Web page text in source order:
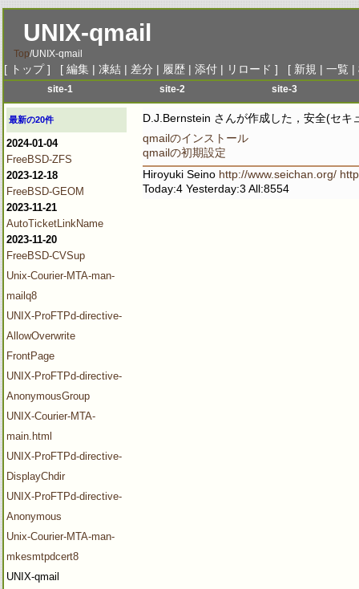
UNIX-qmail
Top/UNIX-qmail
[ トップ] [ 編集 | 凍結 | 差分 | 履歴 | 添付 | リロード ] [ 新規 | 一覧 |
site-1
menu-1
menu-2
menu-3
menu-5
menu-6
site-2
menu-1
menu-3
menu-4
menu-5
site-3
menu-4
menu-5
最新の20件
2024-01-04
FreeBSD-ZFS
2023-12-18
FreeBSD-GEOM
2023-11-21
AutoTicketLinkName
2023-11-20
FreeBSD-CVSup
Unix-Courier-MTA-man-
mailq8
UNIX-ProFTPd-directive-
AllowOverwrite
FrontPage
UNIX-ProFTPd-directive-
AnonymousGroup
UNIX-Courier-MTA-
main.html
UNIX-ProFTPd-directive-
DisplayChdir
UNIX-ProFTPd-directive-
Anonymous
Unix-Courier-MTA-man-
mkesmtpdcert8
UNIX-qmail
D.J.Bernstein さんが作成した，安全(セキ
qmailのインストール
qmailの初期設定
Hiroyuki Seino http://www.seichan.org/
Today:4 Yesterday:3 All:8554